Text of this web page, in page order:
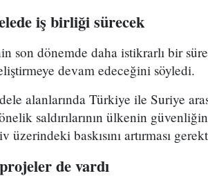
iş birliği sürecek
son dönemde daha istikrarlı bir
devam edeceğini söyledi.
alanlarında Türkiye ile Suriye
saldırılarının ülkenin
baskısını artırması
de vardı